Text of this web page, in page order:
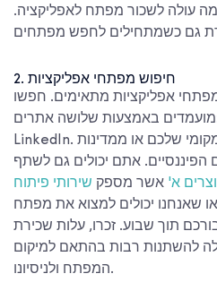
עולה לשכור מפתח לאפליקציה.
2. חיפוש מפתחי אפליקציות
אפליקציות מתאימים. חפשו
מועמדים באמצעות שלושה אתרים: Upwork, Freelancer ו-
LinkedIn. בחרו מפתחים מהאזור המקומי שלכם או ממדינות
אתם יכולים גם לשתף
א' אשר מספק שירותי פיתוח
שאנחנו יכולים למצוא את מפתח
תוך שבוע. זכרו, עלות שכירת
להשתנות רבות בהתאם למיקום
המפתח ולניסיונו.